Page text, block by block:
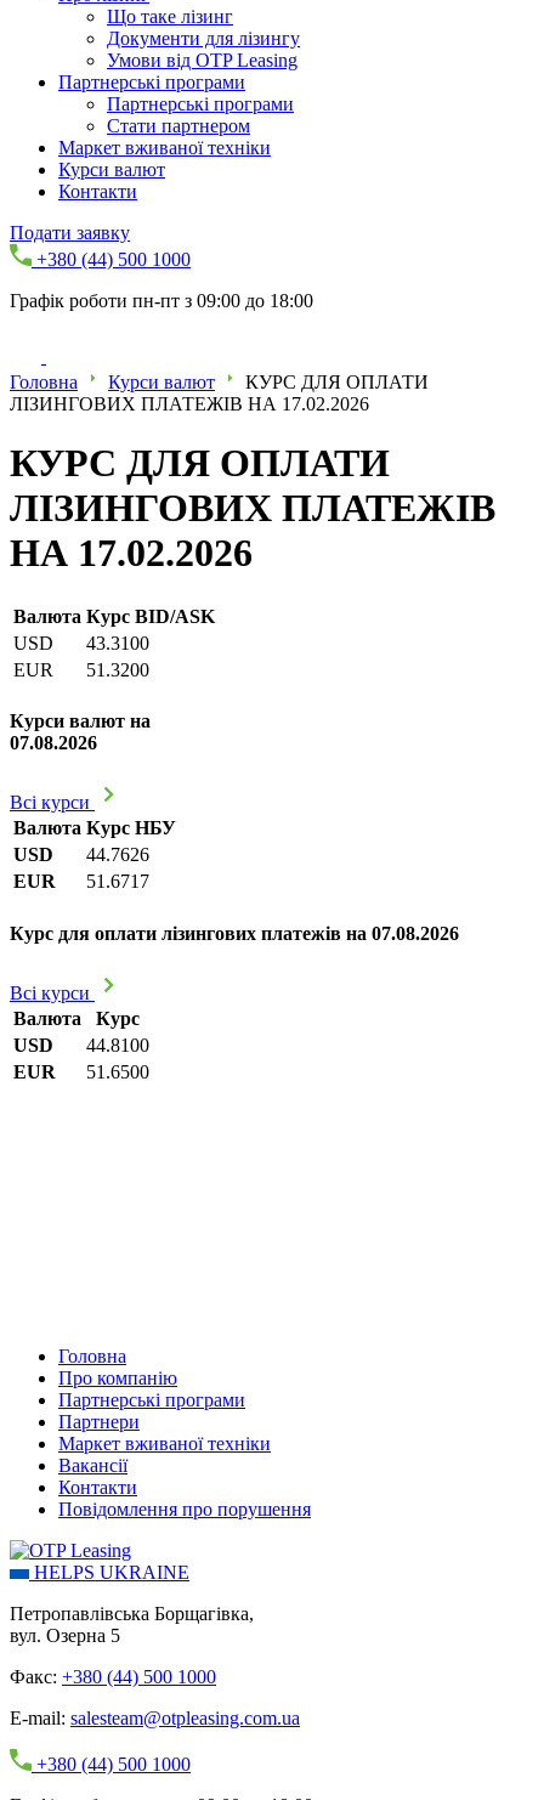
Що таке лізинг
Документи для лізингу
Умови від OTP Leasing
Партнерські програми
Партнерські програми
Стати партнером
Маркет вживаної техніки
Курси валют
Контакти
Подати заявку
+380 (44) 500 1000
Графік роботи пн-пт з 09:00 до 18:00
Головна Курси валют
КУРС ДЛЯ ОПЛАТИ
ЛІЗИНГОВИХ ПЛАТЕЖІВ НА 17.02.2026
КУРС ДЛЯ ОПЛАТИ
ЛІЗИНГОВИХ ПЛАТЕЖІВ
НА 17.02.2026
Валюта Курс BID/ASK
USD
43.3100
EUR
51.3200
Курси валют на
07.08.2026
Всі курси
Валюта Курс НБУ
USD
44.7626
EUR
51.6717
Курс для оплати лізингових платежів на 07.08.2026
Всі курси
Валюта
Курс
USD
44.8100
EUR
51.6500
Головна
Про компанію
Партнерські програми
Партнери
Маркет вживаної техніки
Вакансії
Контакти
Повідомлення про порушення
HELPS UKRAINE
Петропавлівська Борщагівка,
вул. Озерна 5
Факс: +380 (44) 500 1000
E-mail: salesteam@otpleasing.com.ua
+380 (44) 500 1000